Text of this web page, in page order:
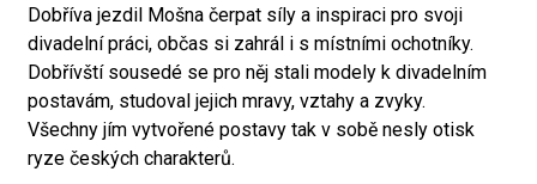
Dobříva jezdil Mošna čerpat síly a inspiraci pro svoji
divadelní práci, občas si zahrál i s místními ochotníky.
Dobřívští sousedé se pro něj stali modely k divadelním
postavám, studoval jejich mravy, vztahy a zvyky.
Všechny jím vytvořené postavy tak v sobě nesly otisk
ryze českých charakterů.